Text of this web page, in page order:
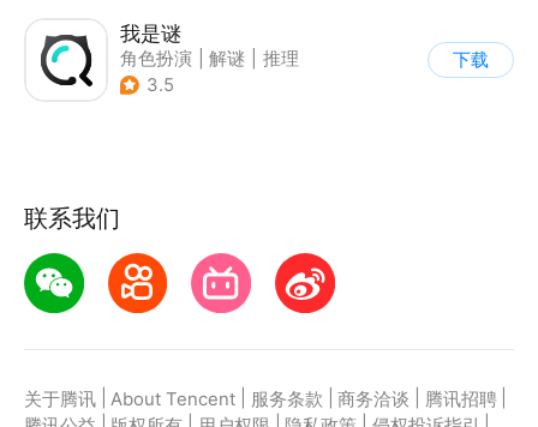
我是谜
角色扮演 解谜
推理
| 文字游戏
3.5
下载
联系我们
关于腾讯 About Tencent 服务条款 商务洽谈 腾讯招聘